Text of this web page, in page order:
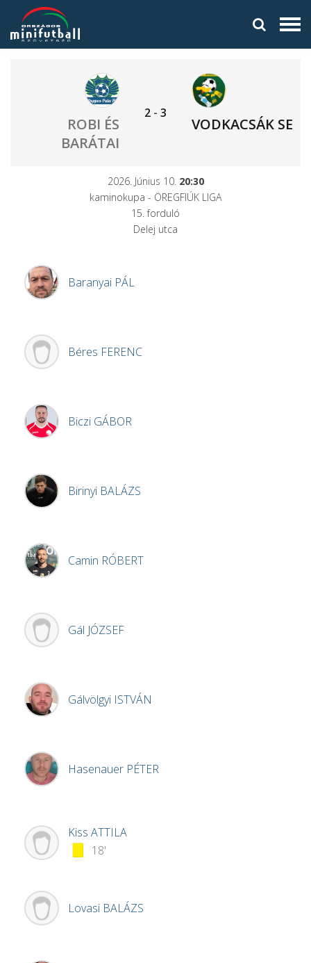
ROBI ÉS
BARÁTAI
2- 3
VODKACSÁK SE
2026. Június 10. 20:30
kaminokupa - ÖREGFIÚK LIGA
15. forduló
Delej utca
Baranyai PÁL
Béres FERENC
Biczi GÁBOR
Birinyi BALÁZS
Camin RÓBERT
Gál JÓZSEF
Gálvölgyi ISTVÁN
Hasenauer PÉTER
Kiss ATTILA
18'
Lovasi BALÁZS